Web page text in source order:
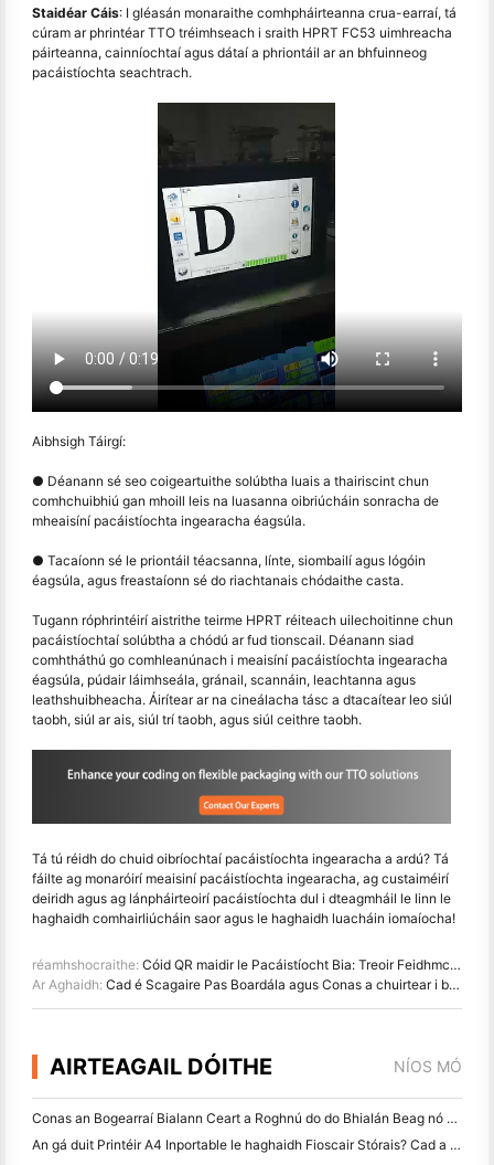
Staidéar Cáis: I gléasán monaraithe comhpháirteanna crua-earraí, tá
cúram ar phrintéar TTO tréimhseach i sraith HPRT FC53 uimhreacha
páirteanna, cainníochtaí agus dátaí a phriontáil ar an bhfuinneog
pacáistíochta seachtrach.
Aibhsigh Táirgí:
● Déanann sé seo coigeartuithe solúbtha luais a thairiscint chun
comhchuibhiú gan mhoill leis na luasanna oibriúcháin sonracha de
mheaisíní pacáistíochta ingearacha éagsúla.
● Tacaíonn sé le priontáil téacsanna, línte, siombailí agus lógóin
éagsúla, agus freastaíonn sé do riachtanais chódaithe casta.
Tugann róphrintéirí aistrithe teirme HPRT réiteach uilechoitinne chun
pacáistíochtaí solúbtha a chódú ar fud tionscail. Déanann siad
comhtháthú go comhleanúnach i meaisíní pacáistíochta ingearacha
éagsúla, púdair láimhseála, gránail, scannáin, leachtanna agus
leathshuibheacha. Áirítear ar na cineálacha tásc a dtacaítear leo siúl
taobh, siúl ar ais, siúl trí taobh, agus siúl ceithre taobh.
Tá tú réidh do chuid oibríochtaí pacáistíochta ingearacha a ardú? Tá
fáilte ag monaróirí meaisiní pacáistíochta ingearacha, ag custaiméirí
deiridh agus ag lánpháirteoirí pacáistíochta dul i dteagmháil le linn le
haghaidh comhairliúcháin saor agus le haghaidh luacháin iomaíocha!
réamhshocraithe: Cóid QR maidir le Pacáistíocht Bia: Treoir Feidhmchláir agus Feidhmiúcháin
Ar Aghaidh: Cad é Scagaire Pas Boardála agus Conas a chuirtear i bhfeidhm é in Aerfoirt?
AIRTEAGAIL DÓITHE NÍOS MÓ
Conas an Bogearraí Bialann Ceart a Roghnú do do Bhialán Beag nó Meánmhéide
An gá duit Printéir A4 Inportable le haghaidh Fioscair Stórais? Cad a Oibríonn i ndáiríre